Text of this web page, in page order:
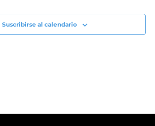
Suscribirse al calendario